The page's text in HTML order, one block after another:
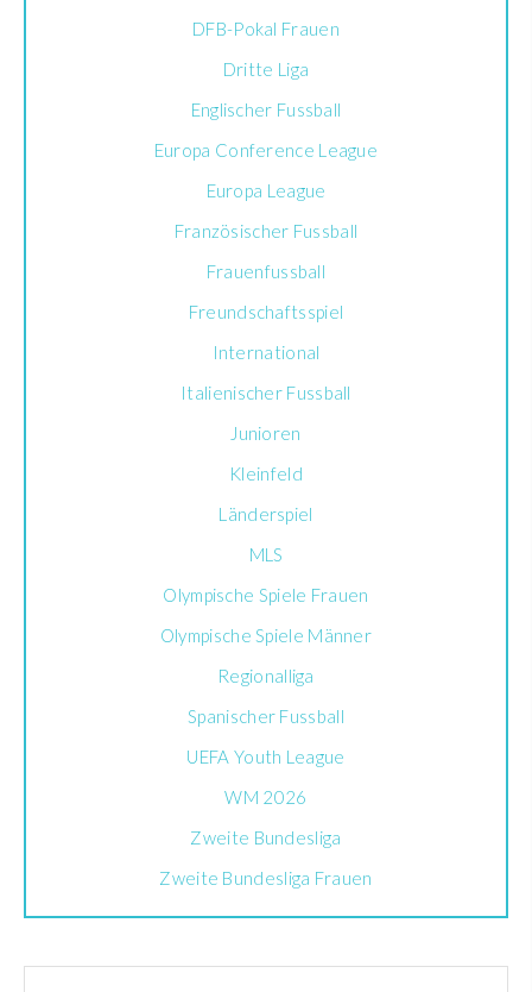
DFB-Pokal Frauen
Dritte Liga
Englischer Fussball
Europa Conference League
Europa League
Französischer Fussball
Frauenfussball
Freundschaftsspiel
International
Italienischer Fussball
Junioren
Kleinfeld
Länderspiel
MLS
Olympische Spiele Frauen
Olympische Spiele Männer
Regionalliga
Spanischer Fussball
UEFA Youth League
WM 2026
Zweite Bundesliga
Zweite Bundesliga Frauen